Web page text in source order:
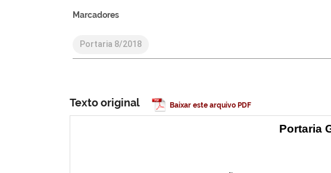
Marcadores
Portaria 8/2018
Texto original Baixar este arquivo PDF
Portaria